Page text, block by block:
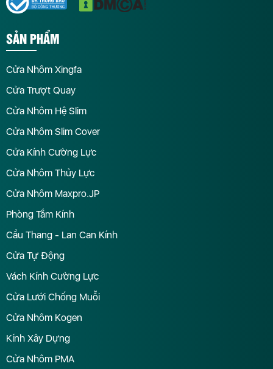
SẢN PHẨM
Cửa Nhôm Xingfa
Cửa Trượt Quay
Cửa Nhôm Hệ Slim
Cửa Nhôm Slim Cover
Cửa Kính Cường Lực
Cửa Nhôm Thủy Lực
Cửa Nhôm Maxpro.JP
Phòng Tắm Kính
Cầu Thang - Lan Can Kính
Cửa Tự Động
Vách Kính Cường Lực
Cửa Lưới Chống Muỗi
Cửa Nhôm Kogen
Kính Xây Dựng
Cửa Nhôm PMA